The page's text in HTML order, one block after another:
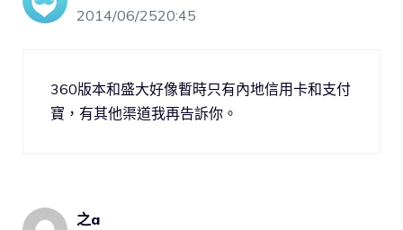
2014/06/2520:45
360版本和盛大好像暫時只有內地信用卡和支付
寶，有其他渠道我再告訴你。
之a